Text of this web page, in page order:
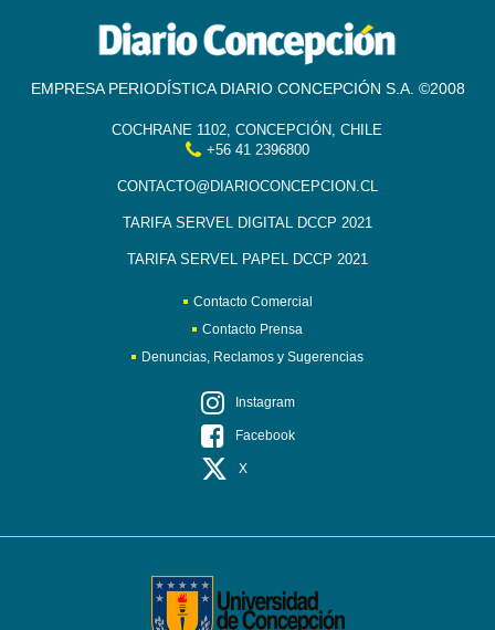
EMPRESA PERIODÍSTICA DIARIO CONCEPCIÓN S.A. ©2008
COCHRANE 1102, CONCEPCIÓN, CHILE
+56 41 2396800
CONTACTO@DIARIOCONCEPCION.CL
TARIFA SERVEL DIGITAL DCCP 2021
TARIFA SERVEL PAPEL DCCP 2021
Contacto Comercial
Contacto Prensa
Denuncias, Reclamos y Sugerencias
Instagram
Facebook
X